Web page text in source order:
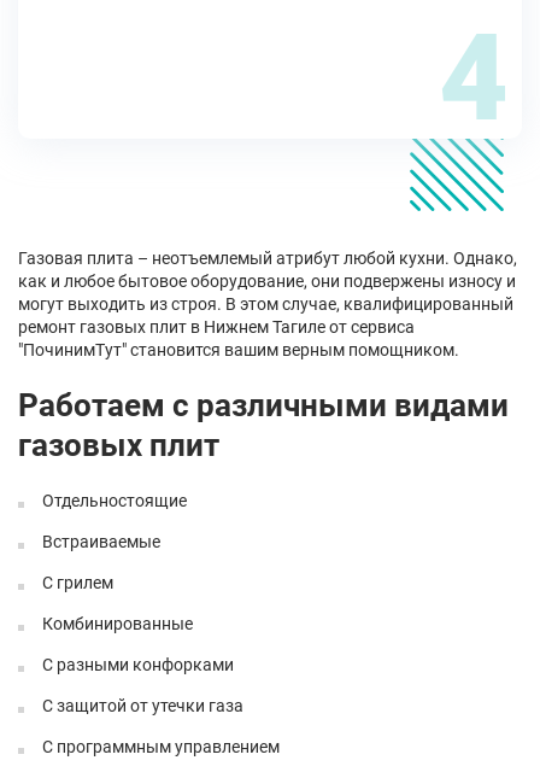
4
Газовая плита – неотъемлемый атрибут любой кухни. Однако,
как и любое бытовое оборудование, они подвержены износу и
могут выходить из строя. В этом случае, квалифицированный
ремонт газовых плит в Нижнем Тагиле от сервиса
"ПочинимТут" становится вашим верным помощником.
Работаем с различными видами
газовых плит
Отдельностоящие
Встраиваемые
С грилем
Комбинированные
С разными конфорками
С защитой от утечки газа
С программным управлением